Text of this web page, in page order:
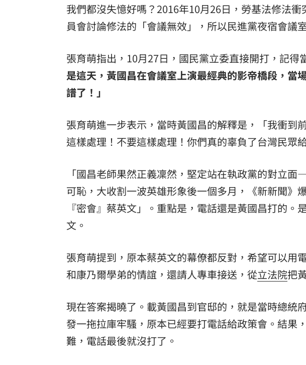
我們都沒失憶好嗎？2016年10月26日，勞基法修法
員會討論修法的「會議無效」，所以民進黨夜宿會議
張育萌指出，10月27日，國民黨立委直接開打，記得
是這天，黃國昌在會議室上演最經典的影帝橋段，當
譜了！」
張育萌進一步表示，當時黃國昌的解釋是，「我衝到
這樣處理！不要這樣處理！你們真的辜負了台灣民眾
「國昌老師果然正義凜然，堅定站在執政黨的對立
可恥，大收割一波英雄形象後一個多月，《新新聞》
『密會』蔡英文」。重點是，電話還是黃國昌打的
文。
張育萌提到，原本蔡英文的幕僚都反對，希望可以用
和康乃爾學弟的情誼，還請人專車接送，從立法院把
現在答案揭曉了。載黃國昌到官邸的，就是當時總統
發一拖拉庫牢騷，原本已經要打電話給政策會。結果
難，電話最後就沒打了。